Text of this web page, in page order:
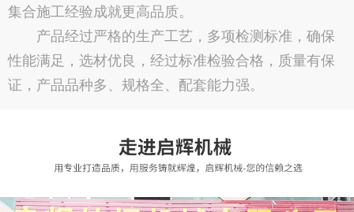
集合施工经验成就更高品质。
产品经过严格的生产工艺，多项检测标准，确保
性能满足，选材优良，经过标准检验合格，质量有保
证，产品品种多、规格全、配套能力强。